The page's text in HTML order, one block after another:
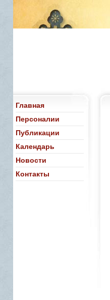
Главная
Персоналии
Публикации
Календарь
Новости
Контакты